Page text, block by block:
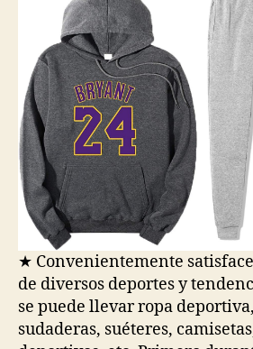
★ Convenientemente
de diversos deportes y
se puede llevar ropa
sudaderas, suéteres,